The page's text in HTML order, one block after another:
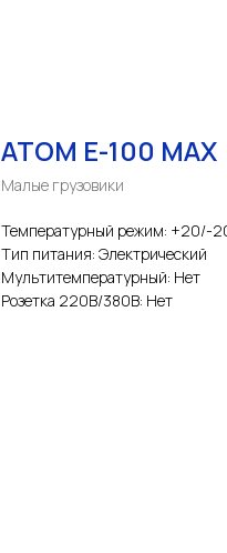
ATOM E-100 MAX
Малые грузовики
Температурный режим: +20/-
Тип питания: Электрический
Мультитемпературный: Нет
Розетка 220В/380В: Нет